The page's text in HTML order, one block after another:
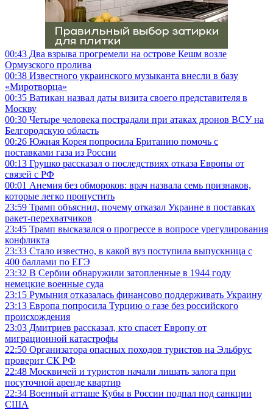
00:43 Два взрыва прогремели на острове Кешм возле
Ормузского пролива
00:38 Известного украинского музыканта внесли в базу
«Миротворца»
00:35 Ватикан назвал даты визита своего представителя в
Москву
00:30 Четыре человека пострадали при атаках дронов ВСУ на
Белгородскую область
00:26 Южная Корея попросила Британию помочь с
поставками газа из России
00:13 Грушко рассказал о последствиях отказа Европы от
связей с РФ
00:01 Анемия без обмороков: врач назвала семь признаков,
которые легко пропустить
23:59 Трамп объяснил, почему отказал Украине в поставках
ракет-перехватчиков
23:45 Трамп высказался о прогрессе в вопросе урегулирования
конфликта
23:33 Стало известно, в какой вуз поступила выпускница с
400 баллами по ЕГЭ
23:32 В Сербии обнаружили затопленные в 1944 году
немецкие военные суда
23:15 Румыния отказалась финансово поддерживать Украину
23:13 Европа попросила Турцию о газе без российского
происхождения
23:03 Дмитриев рассказал, кто спасет Европу от
миграционной катастрофы
22:50 Организатора опасных походов туристов на Эльбрус
проверит СК РФ
22:48 Москвичей и туристов начали лишать залога при
посуточной аренде квартир
22:34 Военный атташе Кубы в России подпал под санкции
США